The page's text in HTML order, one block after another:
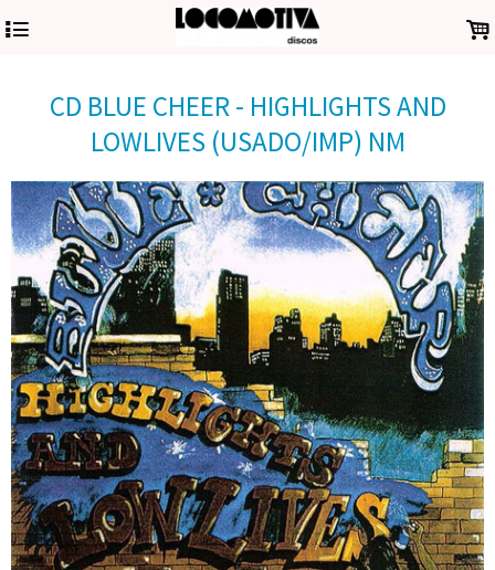
4 .
CD BLUE CHEER - HIGHLIGHTS AND
LOWLIVES (USADO/IMP) NM